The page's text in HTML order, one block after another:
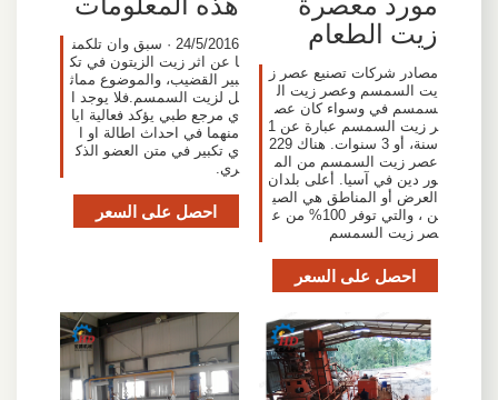
زيت الطعام
مصادر شركات تصنيع عصر ز
يت السمسم وعصر زيت ال
سمسم في وسواء كان عص
ر زيت السمسم عبارة عن 1
سنة، أو 3 سنوات. هناك 229
عصر زيت السمسم من الم
ور دين في آسيا. أعلى بلدان
العرض أو المناطق هي الصي
ن ، والتي توفر 100% من ع
صر زيت السمسم
احصل على السعر
24/5/2016 · سبق وان تلكمن
ا عن اثر زيت الزيتون في تك
بير القضيب، والموضوع مماث
ل لزيت السمسم.فلا يوجد ا
ي مرجع طبي يؤكد فعالية ايا
منهما في احداث اطالة او ا
ي تكبير في متن العضو الذك
ري.
احصل على السعر